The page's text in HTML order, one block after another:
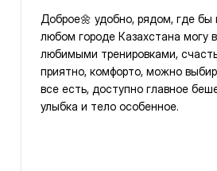
Доброе🌼 удобно, рядом, где бы
любом городе Казахстана могу
любимыми тренировками,
приятно, комфорто, можно
все есть, доступно главное
улыбка и тело особенное.